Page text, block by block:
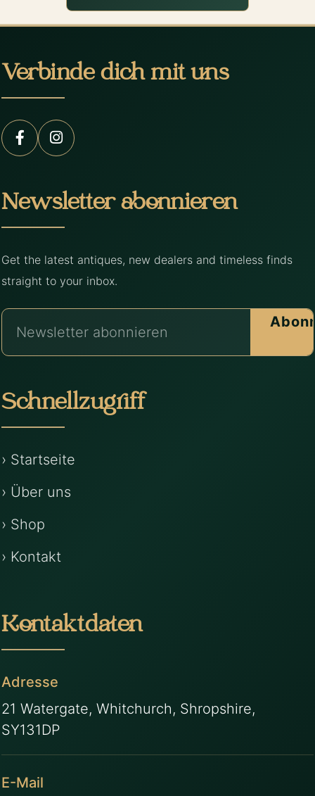
Verbinde dich mit uns
Newsletter abonnieren
Get the latest antiques, new dealers and timeless finds
straight to your inbox.
Schnellzugriff
› Startseite
› Über uns
› Shop
› Kontakt
Kontaktdaten
Adresse
21 Watergate, Whitchurch, Shropshire,
SY131DP
E-Mail